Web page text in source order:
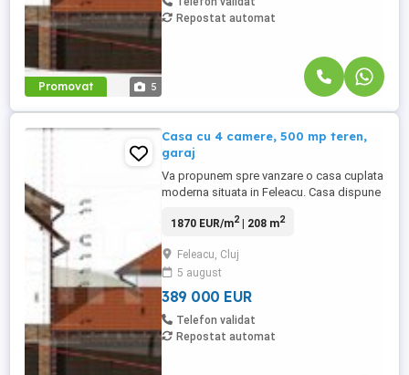
Promovat 5
Repostat automat
Casa cu 4 camere, 500 mp teren,
garaj
Va propunem spre vanzare o casa cuplata
moderna situata in Feleacu. Casa dispune
structurata pe 3 niveluri S+P+E: - subsol:
de luat masa, bucatarie, baie si hol. - Etaj:
3 dormitoare, 2 bai si hol. Proprietatea se
...
1870 EUR/m2| 208 m2
Feleacu, Cluj
5 august
389 000 EUR
Telefon validat
Repostat automat